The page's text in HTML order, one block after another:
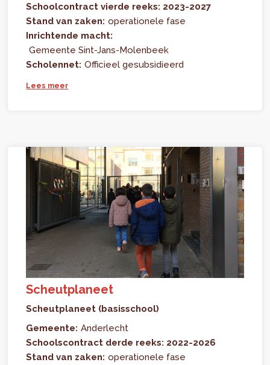
Schoolcontract vierde reeks: 2023-2027
Stand van zaken: operationele fase
Inrichtende macht:
Gemeente Sint-Jans-Molenbeek
Scholennet: Officieel gesubsidieerd
Lees meer
Scheutplaneet
Scheutplaneet (basisschool)
Gemeente: Anderlecht
Schoolscontract derde reeks: 2022-2026
Stand van zaken: operationele fase